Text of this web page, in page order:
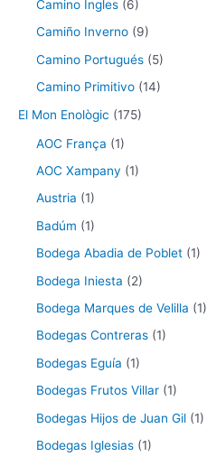
Camino Ingles (6)
Camiño Inverno (9)
Camino Portugués (5)
Camino Primitivo (14)
El Mon Enològic (175)
AOC França (1)
AOC Xampany (1)
Austria (1)
Badúm (1)
Bodega Abadia de Poblet (1)
Bodega Iniesta (2)
Bodega Marques de Velilla (1)
Bodegas Contreras (1)
Bodegas Eguía (1)
Bodegas Frutos Villar (1)
Bodegas Hijos de Juan Gil (1)
Bodegas Iglesias (1)